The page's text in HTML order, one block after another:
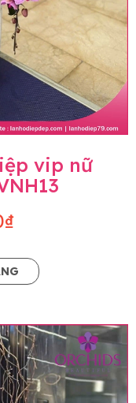
vip nữ